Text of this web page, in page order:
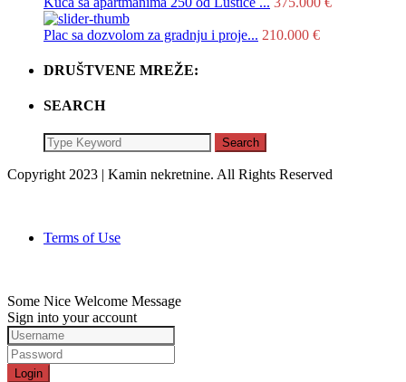
Plac sa dozvolom za gradnju i proje... 210.000 €
DRUŠTVENE MREŽE:
SEARCH
Search
Copyright 2023 | Kamin nekretnine. All Rights Reserved
Terms of Use
Some Nice Welcome Message
Sign into your account
Login